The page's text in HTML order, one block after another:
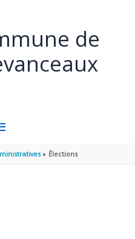
de
Élections